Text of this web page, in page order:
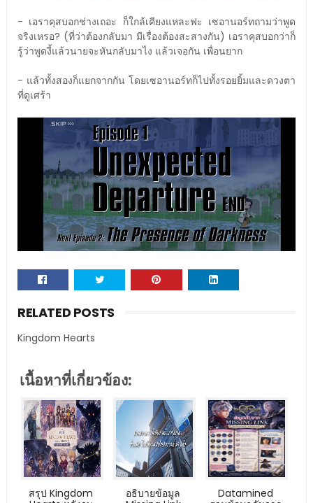
- เอราคุสบอกช่างเถอะ ก็ใกล้เคียงแหละฟะ เซอานอร์ทถามว่าพูด
จริงเหรอ? (ที่ว่าต้องกลับมา มีเรื่องต้องสะสางกัน) เอราคุสบอกว่าก็
รู้ว่าพูดงี้แล้วนายจะหันกลับมาไง แล้วเจอกัน เพื่อนยาก
- แล้วทั้งสองก็แยกจากกัน โดยเซอานอร์ทก็ไปทั้งรอยยิ้มและดวงตา
ที่ดูเศร้า
RELATED POSTS
Kingdom Hearts
เนื้อหาที่เกี่ยวข้อง:
สรุป Kingdom
อธิบายข้อมูล
Datamined